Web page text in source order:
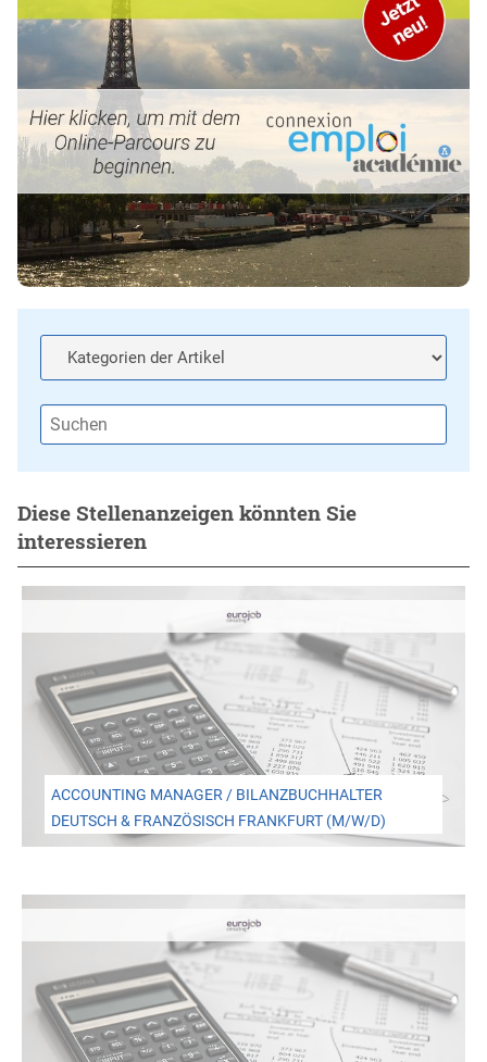
Diese Stellenanzeigen könnten Sie
interessieren
ACCOUNTING MANAGER / BILANZBUCHHALTER
DEUTSCH & FRANZÖSISCH FRANKFURT (M/W/D)